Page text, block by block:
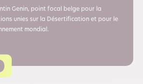
Genin, point focal belge pour la
unies sur la Désertification et pour le
mondial.